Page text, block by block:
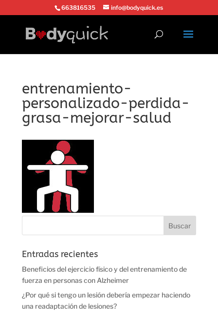
663816535 info@bodyquick.es
entrenamiento-
personalizado-perdida-
grasa-mejorar-salud
Entradas recientes
Beneficios del ejercicio físico y del entrenamiento de
fuerza en personas con Alzheimer
¿Por qué si tengo un lesión debería empezar haciendo
una readaptación de lesiones?